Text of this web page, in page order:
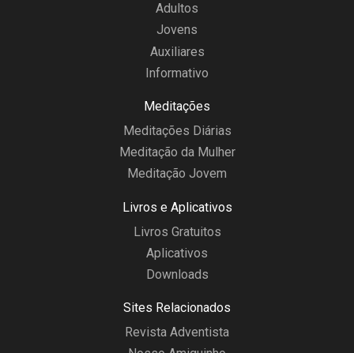
Adultos
Jovens
Auxiliares
Informativo
Meditações
Meditações Diárias
Meditação da Mulher
Meditação Jovem
Livros e Aplicativos
Livros Gratuitos
Aplicativos
Downloads
Sites Relacionados
Revista Adventista